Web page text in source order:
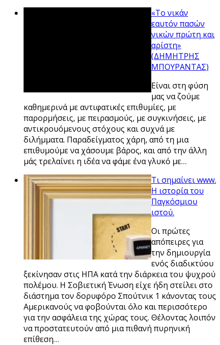
«Το νικάν
εαυτόν πασών
νικών πρώτη και
αρίστη»
(ΔΗΜΗΤΡΗΣ
ΜΠΟΥΡΑΝΤΑΣ)
Eίναι στη φύση
μας να ζούμε
καθημερινά με αντιφατικές επιθυμίες, με
παρορμήσεις, με πειρασμούς, με συγκινήσεις, με
αντικρουόμενους στόχους και συχνά με
διλήμματα. Παραδείγματος χάρη, από τη μια
επιθυμούμε να χάσουμε βάρος, και από την άλλη
μάς τρελαίνει η ιδέα να φάμε ένα γλυκό με…
Τι σημαίνει www.
Η ιστορία του
Παγκόσμιου
ιστού.
Οι πρώτες
απόπειρες για
την δημιουργία
ενός διαδικτύου
ξεκίνησαν στις ΗΠΑ κατά την διάρκεια του ψυχρού
πολέμου. Η Σοβιετική Ένωση είχε ήδη στείλει στο
διάστημα τον δορυφόρο Σπούτνικ 1 κάνοντας τους
Αμερικανούς να φοβούνται όλο και περισσότερο
για την ασφάλεια της χώρας τους. Θέλοντας λοιπόν
να προστατευτούν από μια πιθανή πυρηνική
επίθεση…